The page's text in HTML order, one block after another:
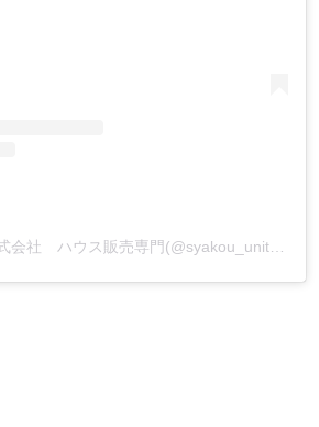
写光レンタル販売株式会社 ハウス販売専門(@syakou_unithouse_hanbai)がシェアした投稿